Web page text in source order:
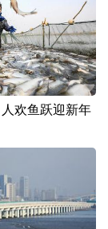
欢鱼跃迎新年